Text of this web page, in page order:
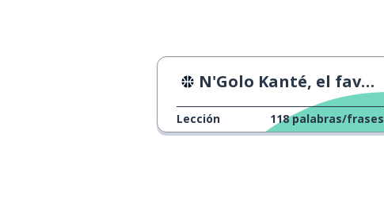
N'Golo Kanté, el favorito de Francia
Lección 118 palabras/frases